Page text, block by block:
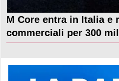
M Core entra in Italia e
commerciali per 300